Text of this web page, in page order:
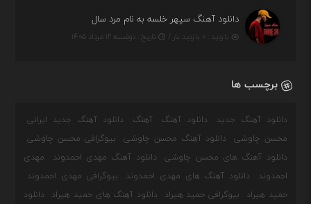
دانلود آهنگ سپهر خلسه به نام مرد سال
بازدید : ۰ بازدید بار / تاریخ : دوشنبه ۱۲ مرداد ۱۴۰۵
برچسب ها
دانلود آهنگ جدید دانلود آهنگ آهنگ
دانلود آهنگ جدید ایرانی
محسن چاوشی
دانلود آهنگ محسن چاوشی
بیوگرافی محسن چاوشی
دانلود آهنگ های محسن چاوشی
دانلود آهنگ مهدی احمدوند
مهدی
احمدوند
دانلود آهنگ های مهدی احمدوند
بیوگرافی مهدی احمدوند
حمید هیراد
بیوگرافی حمید هیراد دانلود آهنگ های حمید هیراد دانلود